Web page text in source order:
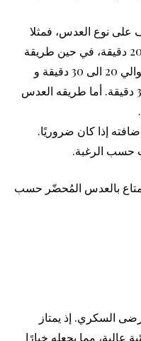
نوع العدس، فمثلا
طريقة العدس الاحمر تحتاج 20 دقيقة، في حين طريقة
عمل العدس الاصفر تحتاج حوالي 20 الى 30 دقيقة و
طريقة العدس البني تحتاج 30 دقيقة. أما طريقه العدس
إذا كان ضروريًا.
حسب الرغبة.
بالعدس المُحضّر حسب
السكري. إذ يمتاز
عالية، مما يجعله خيارًا